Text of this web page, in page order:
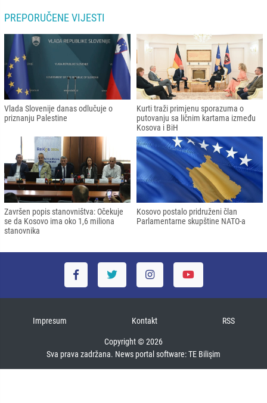
PREPORUČENE VIJESTI
Vlada Slovenije danas odlučuje o
priznanju Palestine
Kurti traži primjenu sporazuma o
putovanju sa ličnim kartama između
Kosova i BiH
Završen popis stanovništva: Očekuje
se da Kosovo ima oko 1,6 miliona
stanovnika
Kosovo postalo pridruženi član
Parlamentarne skupštine NATO-a
Impresum Kontakt RSS
Copyright © 2026
Sva prava zadržana. News portal software:TE Bilişim